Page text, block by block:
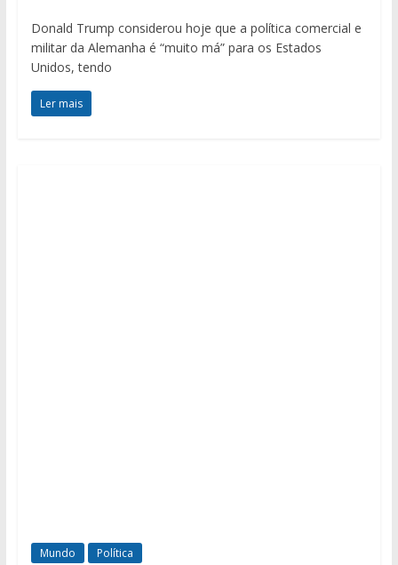
Donald Trump considerou hoje que a política comercial e
militar da Alemanha é “muito má” para os Estados
Unidos, tendo
Ler mais
Mundo Política